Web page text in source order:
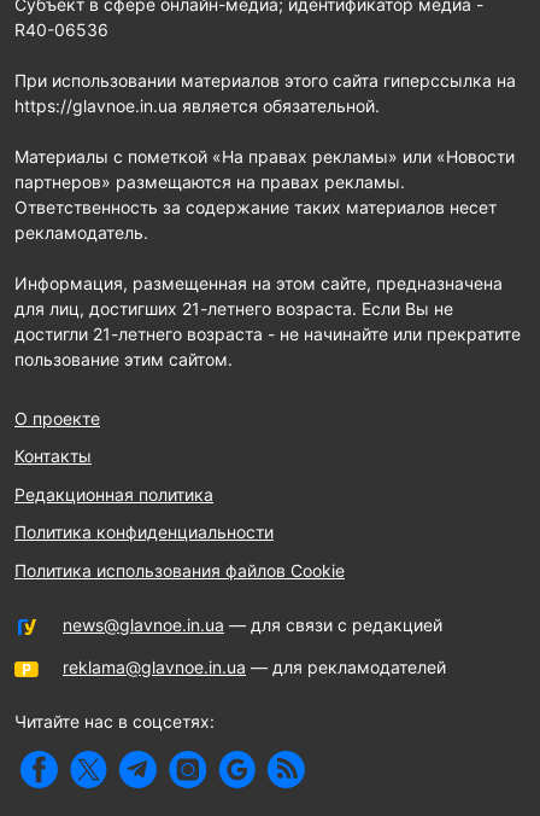
R40-06536
При использовании материалов этого сайта гиперссылка на
https://glavnoe.in.ua является обязательной.
Материалы с пометкой «На правах рекламы» или «Новости
партнеров» размещаются на правах рекламы.
Ответственность за содержание таких материалов несет
рекламодатель.
Информация, размещенная на этом сайте, предназначена
для лиц, достигших 21-летнего возраста. Если Вы не
достигли 21-летнего возраста - не начинайте или прекратите
пользование этим сайтом.
О проекте
Контакты
Редакционная политика
Политика конфиденциальности
Политика использования файлов Cookie
news@glavnoe.in.ua — для связи с редакцией
reklama@glavnoe.in.ua — для рекламодателей
Читайте нас в соцсетях: